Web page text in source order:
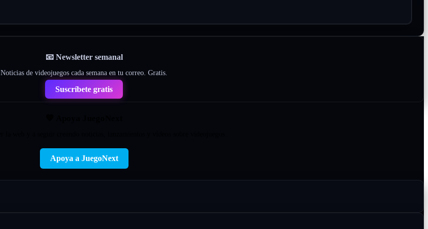
📧 Newsletter semanal
Noticias de videojuegos cada semana en tu correo. Gratis.
Suscríbete gratis
Apoya a JuegoNext